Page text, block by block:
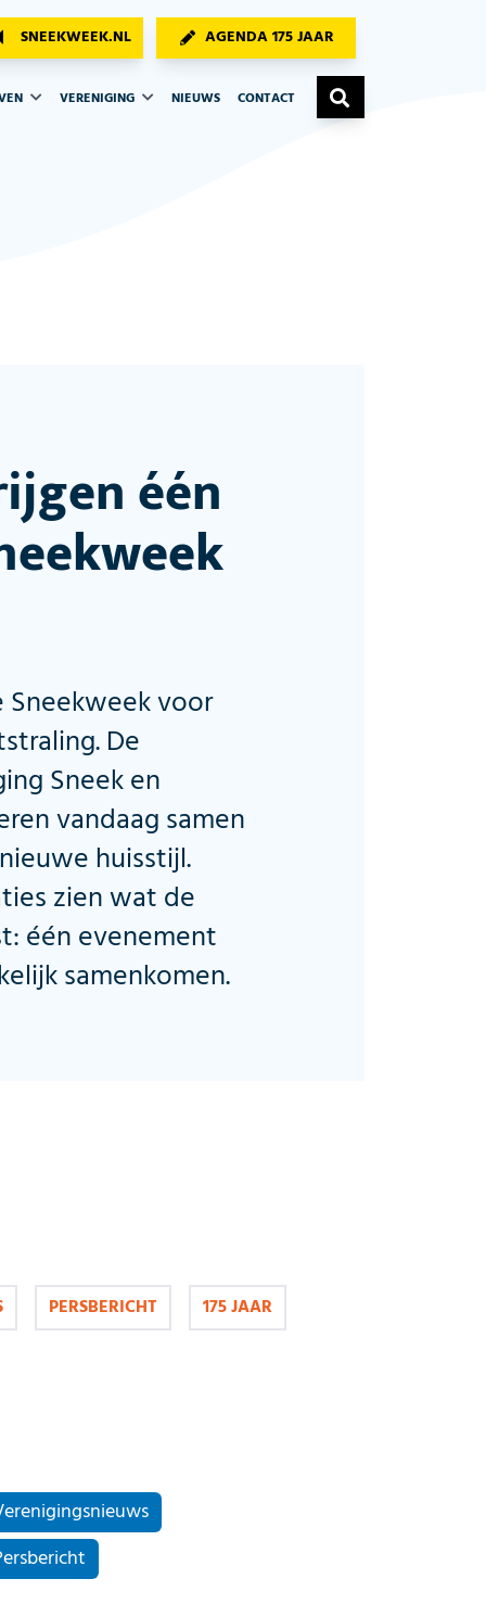
SNEEKWEEK.NL AGENDA 175 JAAR
VERENIGING NIEUWS CONTACT
één
voor
De
Sneek en
vandaag samen
huisstijl.
zien wat de
één evenement
samenkomen.
PERSBERICHT 175 JAAR